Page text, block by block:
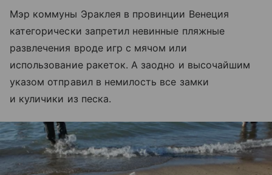
Мэр коммуны Эраклея в провинции Венеция
категорически запретил невинные пляжные
развлечения вроде игр с мячом или
использование ракеток. А заодно и высочайшим
указом отправил в немилость все замки
и куличики из песка.